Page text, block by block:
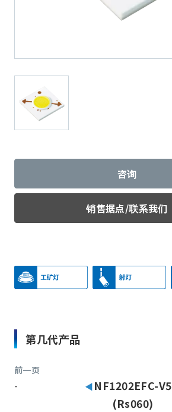
咨询
销售据点/联系我们
第几代产品
前一页
-
NF1202EFC-V5
(Rs060)